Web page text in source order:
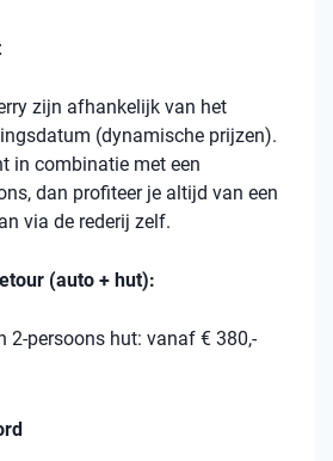
zijn afhankelijk van het
(dynamische prijzen).
in combinatie met een
dan profiteer je altijd van een
via de rederij zelf.
(auto + hut):
2-persoons hut: vanaf € 380,-